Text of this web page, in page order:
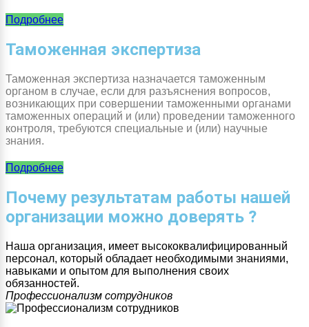
Подробнее
Таможенная экспертиза
Таможенная экспертиза назначается таможенным
органом в случае, если для разъяснения вопросов,
возникающих при совершении таможенными органами
таможенных операций и (или) проведении таможенного
контроля, требуются специальные и (или) научные
знания.
Подробнее
Почему результатам работы нашей
организации можно доверять ?
Наша организация, имеет высококвалифицированный
персонал, который обладает необходимыми знаниями,
навыками и опытом для выполнения своих
обязанностей.
Профессионализм сотрудников